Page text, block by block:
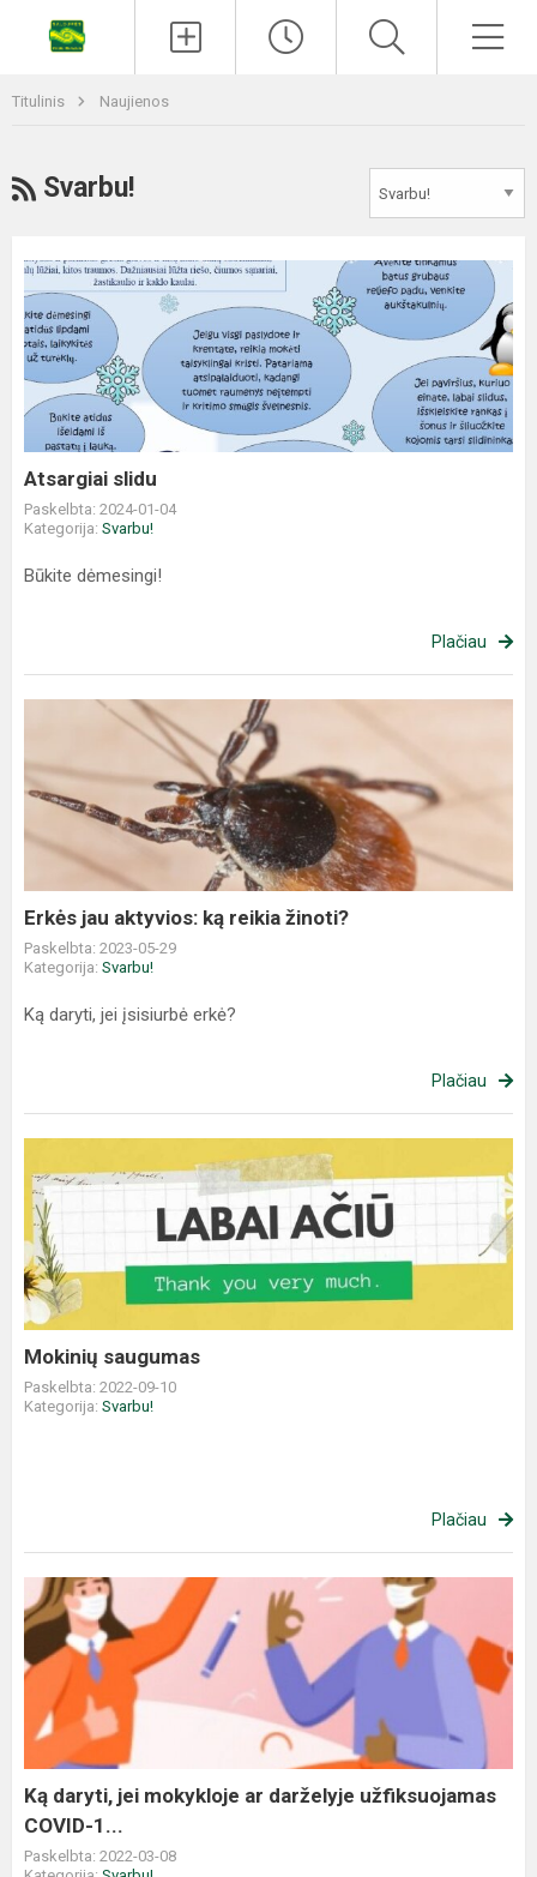
Titulinis Naujienos
Svarbu!
Atsargiai slidu
Paskelbta: 2024-01-04
Kategorija: Svarbu!
Būkite dėmesingi!
Plačiau
Erkės jau aktyvios: ką reikia žinoti?
Paskelbta: 2023-05-29
Kategorija: Svarbu!
Ką daryti, jei įsisiurbė erkė?
Plačiau
Mokinių saugumas
Paskelbta: 2022-09-10
Kategorija: Svarbu!
Plačiau
Ką daryti, jei mokykloje ar darželyje užfiksuojamas
COVID-1...
Paskelbta: 2022-03-08